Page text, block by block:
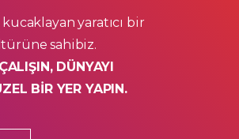
yaratıcı bir
sahibiz.
DÜNYAYI
BİR YER YAPIN.